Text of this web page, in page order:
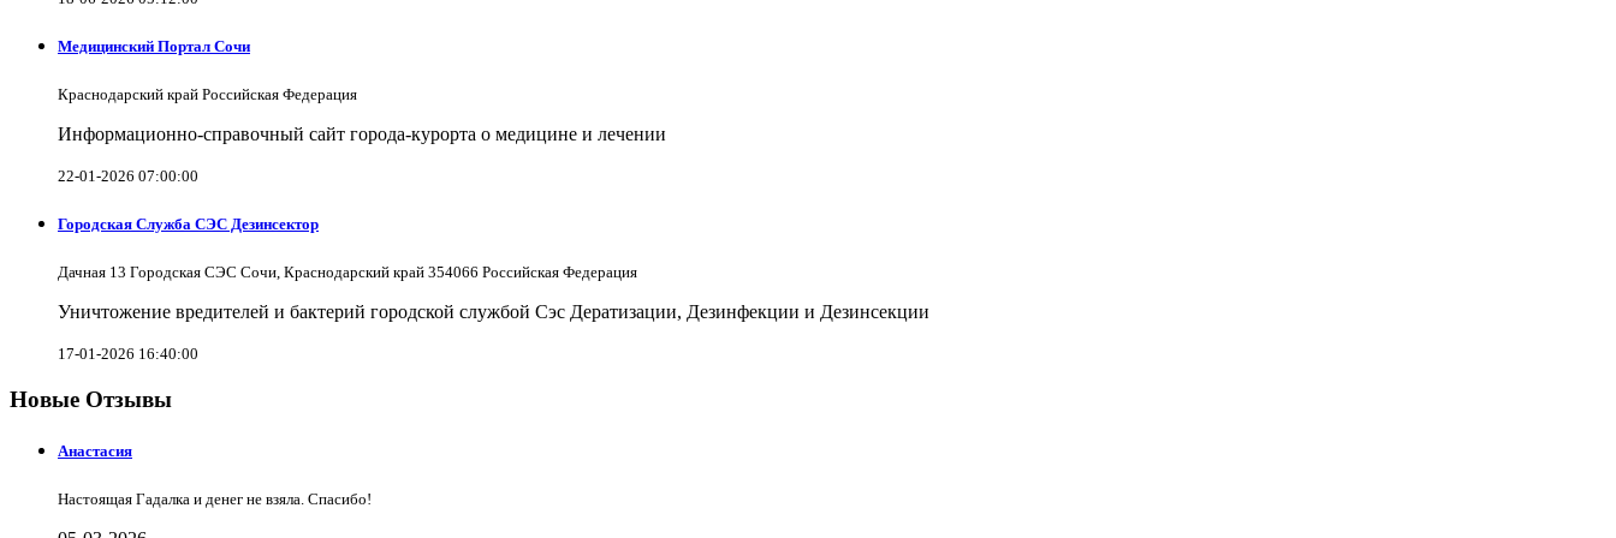
Медицинский Портал Сочи
Краснодарский край Российская Федерация
Информационно-справочный сайт города-курорта о медицине и лечении
22-01-2026 07:00:00
Городская Служба СЭС Дезинсектор
Дачная 13 Городская СЭС Сочи, Краснодарский край 354066 Российская Федерация
Уничтожение вредителей и бактерий городской службой Сэс Дератизации, Дезинфекции и Дезинсекции
17-01-2026 16:40:00
Новые Отзывы
Анастасия
Настоящая Гадалка и денег не взяла. Спасибо!